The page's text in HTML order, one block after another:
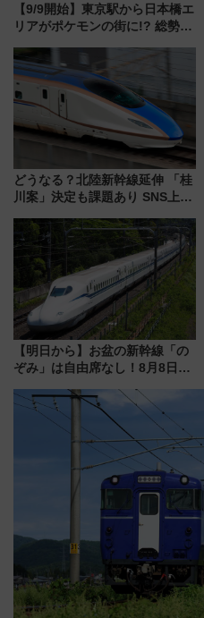
【9/9開始】東京駅から日本橋エ
リアがポケモンの街に!? 総勢
リサーチ」本格謎解き・グッズ
情報まとめ
どうなる？北陸新幹線延伸 「桂
川案」決定も課題あり SNS上の
【明日から】お盆の新幹線「の
ぞみ」は自由席なし！8月8日午
せば空きが見つかることも 混
雑避ける「空席」探しのコツ